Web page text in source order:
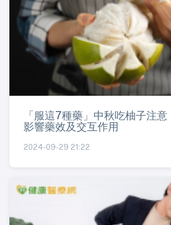
「服這7種藥」中秋吃柚子注
影響藥效及交互作用
2024-09-29 21:22